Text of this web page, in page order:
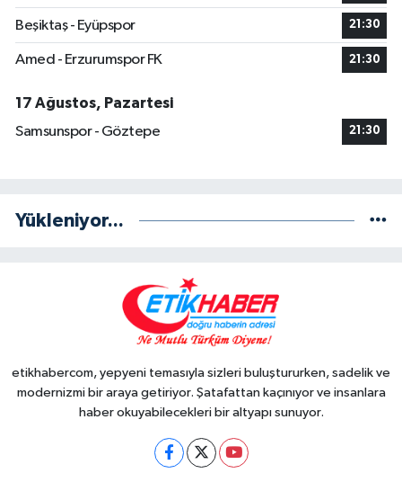
Beşiktaş - Eyüpspor 21:30
Amed - Erzurumspor FK 21:30
17 Ağustos, Pazartesi
Samsunspor - Göztepe
21:30
Yükleniyor...
etikhabercom, yepyeni temasıyla sizleri buluştururken, sadelik ve
modernizmi bir araya getiriyor. Şatafattan kaçınıyor ve insanlara
haber okuyabilecekleri bir altyapı sunuyor.